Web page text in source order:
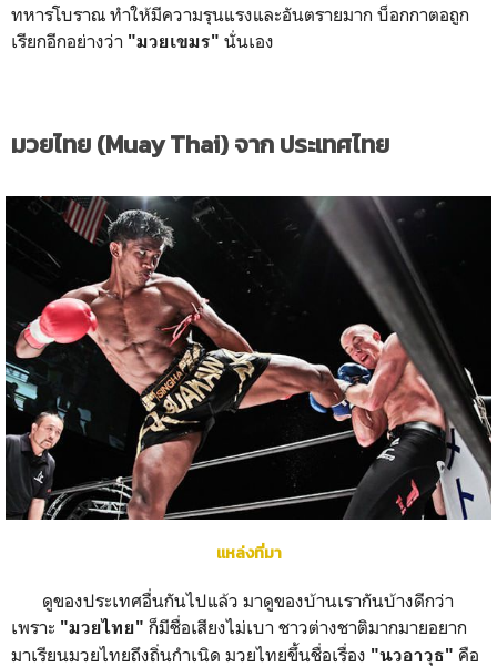
ทหารโบราณ ทำให้มีความรุนแรงและอันตรายมาก บ็อกกาตอถูก
เรียกอีกอย่างว่า "มวยเขมร" นั่นเอง
มวยไทย (Muay Thai) จาก ประเทศไทย
แหล่งที่มา
ดูของประเทศอื่นกันไปแล้ว มาดูของบ้านเรากันบ้างดีกว่า
เพราะ "มวยไทย" ก็มีชื่อเสียงไม่เบา ชาวต่างชาติมากมายอยาก
มาเรียนมวยไทยถึงถิ่นกำเนิด มวยไทยขึ้นชื่อเรื่อง "นวอาวุธ" คือ